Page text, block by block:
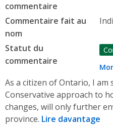
commentaire
Commentaire fait au
nom
Statut du
commentaire
As a citizen of Ontario, I am
Conservative approach to
changes, will only further
province. Lire davantage